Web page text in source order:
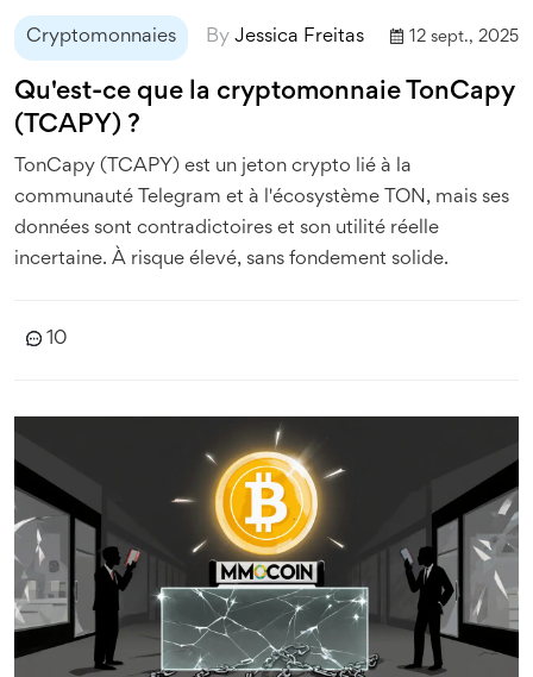
Cryptomonnaies By Jessica Freitas 12 sept., 2025
Qu'est-ce que la cryptomonnaie TonCapy
(TCAPY) ?
TonCapy (TCAPY) est un jeton crypto lié à la
communauté Telegram et à l'écosystème TON, mais ses
données sont contradictoires et son utilité réelle
incertaine. À risque élevé, sans fondement solide.
10